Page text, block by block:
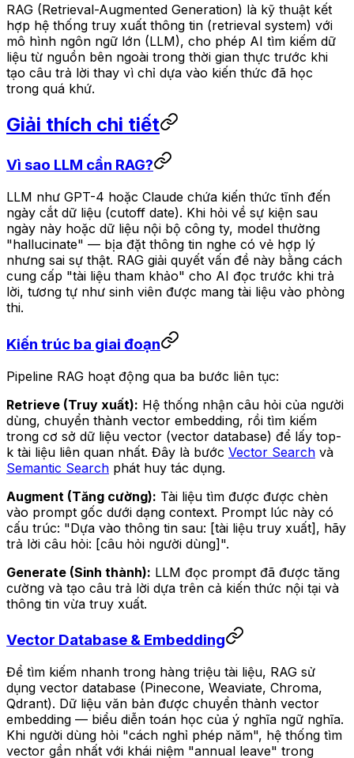
RAG (Retrieval-Augmented Generation) là kỹ thuật kết
hợp hệ thống truy xuất thông tin (retrieval system) với
mô hình ngôn ngữ lớn (LLM), cho phép AI tìm kiếm dữ
liệu từ nguồn bên ngoài trong thời gian thực trước khi
tạo câu trả lời thay vì chỉ dựa vào kiến thức đã học
trong quá khứ.
Giải thích chi tiết
Vì sao LLM cần RAG?
LLM như GPT-4 hoặc Claude chứa kiến thức tĩnh đến
ngày cắt dữ liệu (cutoff date). Khi hỏi về sự kiện sau
ngày này hoặc dữ liệu nội bộ công ty, model thường
"hallucinate" — bịa đặt thông tin nghe có vẻ hợp lý
nhưng sai sự thật. RAG giải quyết vấn đề này bằng cách
cung cấp "tài liệu tham khảo" cho AI đọc trước khi trả
lời, tương tự như sinh viên được mang tài liệu vào phòng
thi.
Kiến trúc ba giai đoạn
Pipeline RAG hoạt động qua ba bước liên tục:
Retrieve (Truy xuất): Hệ thống nhận câu hỏi của người
dùng, chuyển thành vector embedding, rồi tìm kiếm
trong cơ sở dữ liệu vector (vector database) để lấy top-
k tài liệu liên quan nhất. Đây là bước Vector Search và
Semantic Search phát huy tác dụng.
Augment (Tăng cường): Tài liệu tìm được được chèn
vào prompt gốc dưới dạng context. Prompt lúc này có
cấu trúc: "Dựa vào thông tin sau: [tài liệu truy xuất], hãy
trả lời câu hỏi: [câu hỏi người dùng]".
Generate (Sinh thành): LLM đọc prompt đã được tăng
cường và tạo câu trả lời dựa trên cả kiến thức nội tại và
thông tin vừa truy xuất.
Vector Database & Embedding
Để tìm kiếm nhanh trong hàng triệu tài liệu, RAG sử
dụng vector database (Pinecone, Weaviate, Chroma,
Qdrant). Dữ liệu văn bản được chuyển thành vector
embedding — biểu diễn toán học của ý nghĩa ngữ nghĩa.
Khi người dùng hỏi "cách nghỉ phép năm", hệ thống tìm
vector gần nhất với khái niệm "annual leave" trong